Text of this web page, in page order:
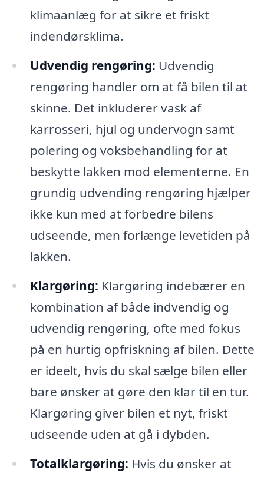
klimaanlæg for at sikre et friskt
indendørsklima.
Udvendig rengøring: Udvendig
rengøring handler om at få bilen til at
skinne. Det inkluderer vask af
karrosseri, hjul og undervogn samt
polering og voksbehandling for at
beskytte lakken mod elementerne. En
grundig udvending rengøring hjælper
ikke kun med at forbedre bilens
udseende, men forlænge levetiden på
lakken.
Klargøring: Klargøring indebærer en
kombination af både indvendig og
udvendig rengøring, ofte med fokus
på en hurtig opfriskning af bilen. Dette
er ideelt, hvis du skal sælge bilen eller
bare ønsker at gøre den klar til en tur.
Klargøring giver bilen et nyt, friskt
udseende uden at gå i dybden.
Totalklargøring: Hvis du ønsker at